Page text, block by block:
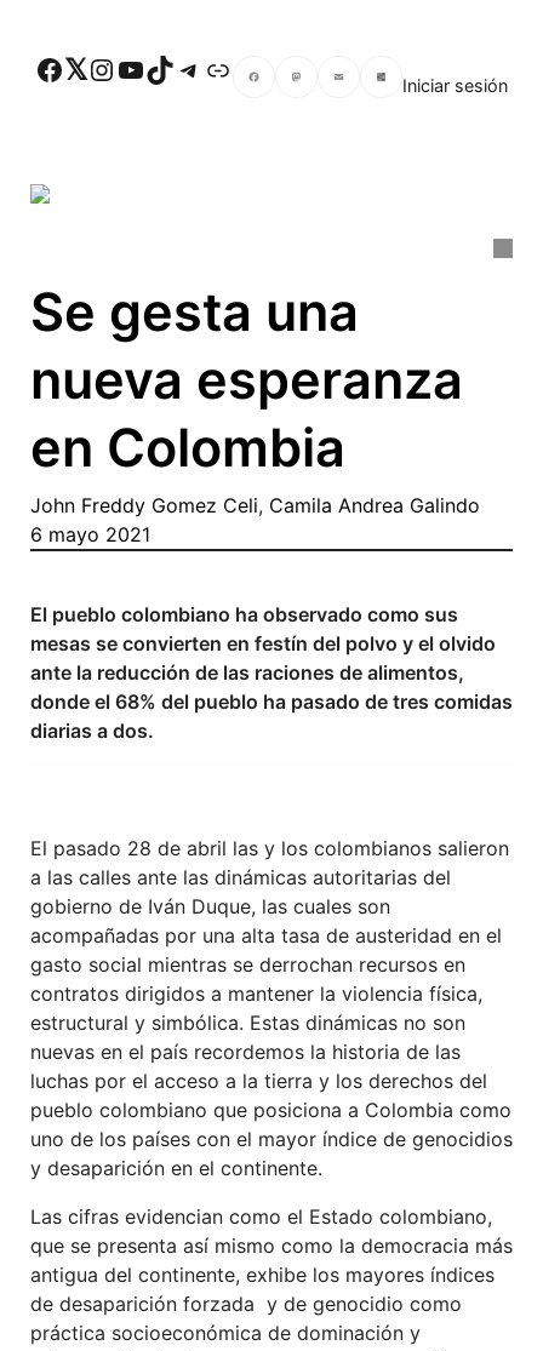
Facebook Twitter Instagram YouTube TikTok Telegram Enlace
Iniciar sesión
Se gesta una
nueva esperanza
en Colombia
John Freddy Gomez Celi, Camila Andrea Galindo
6 mayo 2021
El pueblo colombiano ha observado como sus
mesas se convierten en festín del polvo y el olvido
ante la reducción de las raciones de alimentos,
donde el 68% del pueblo ha pasado de tres comidas
diarias a dos.
El pasado 28 de abril las y los colombianos salieron
a las calles ante las dinámicas autoritarias del
gobierno de Iván Duque, las cuales son
acompañadas por una alta tasa de austeridad en el
gasto social mientras se derrochan recursos en
contratos dirigidos a mantener la violencia física,
estructural y simbólica. Estas dinámicas no son
nuevas en el país recordemos la historia de las
luchas por el acceso a la tierra y los derechos del
pueblo colombiano que posiciona a Colombia como
uno de los países con el mayor índice de genocidios
y desaparición en el continente.
Las cifras evidencian como el Estado colombiano,
que se presenta así mismo como la democracia más
antigua del continente, exhibe los mayores índices
de desaparición forzada y de genocidio como
práctica socioeconómica de dominación y